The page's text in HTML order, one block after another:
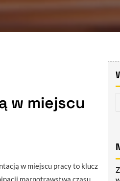
w miejscu
w miejscu pracy to klucz
marnotrawstwa czasu